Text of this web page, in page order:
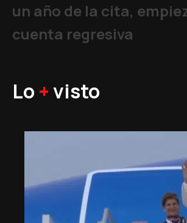
un año de la cita,
cuenta regresiva
Lo +visto